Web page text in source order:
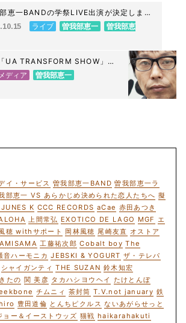
恵一BANDの学祭LIVE出演が決定しまし
3@京都 龍谷大学、11/4@東京 法政大
ライブ 曽我部恵一
曽我部恵
UA TRANSFORM SHOW」に
。
メディア 曽我部恵一
イ・サービス 曽我部恵一BAND 曽我部恵一ラ
部恵一 VS あらかじめ決められた恋人たちへ 擬
K CCC RECORDS aCae 赤田あつき
上間常弘 EXOTICO DE LAGO MGF エ
穂 withサポート 岡林風穂 尾崎友直 オストア
工藤祐次郎 Cobalt boy The
音ハーモニカ JEBSKI & YOGURT ザ・テレパ
シャイガンティ THE SUZAN 鈴木知宏
たの 関 美彦 タカハシヨウヘイ たけとんぼ
チムニィ 茶封筒 T.V.not january 鉄
豊田道倫 とんちピクルス ないあがらせっと
ー＆イーストウッズ 猫戦 haikarahakuti